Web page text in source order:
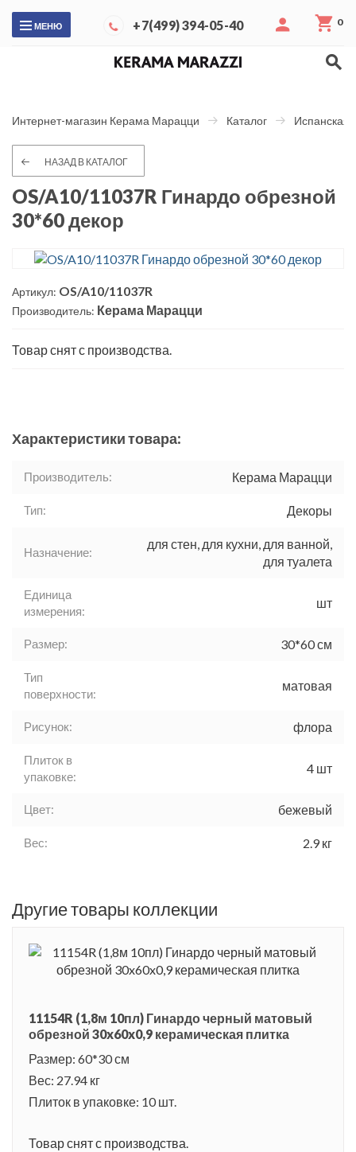
МЕНЮ +7(499) 394-05-40 0
Интернет-магазин Керама Марацци Каталог Испанская
НАЗАД В КАТАЛОГ
OS/A10/11037R Гинардо обрезной
30*60 декор
Артикул: OS/A10/11037R
Производитель: Керама Марацци
Товар снят с производства.
Характеристики товара:
Производитель: Керама Марацци
Тип: Декоры
Назначение:
для стен, для кухни, для ванной,
для туалета
Единица
измерения:
шт
Размер: 30*60 см
Тип
поверхности:
матовая
Рисунок: флора
Плиток в
упаковке:
4 шт
Цвет: бежевый
Вес: 2.9 кг
Другие товары коллекции
11154R (1,8м 10пл) Гинардо черный матовый
обрезной 30x60x0,9 керамическая плитка
Размер: 60*30 см
Вес: 27.94 кг
Плиток в упаковке: 10 шт.
Товар снят с производства.